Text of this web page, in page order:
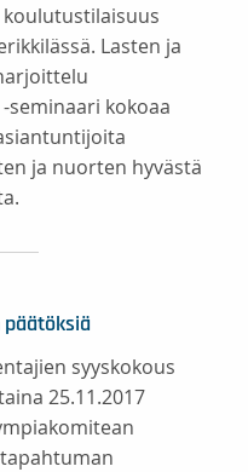
Lasten ja
seminaari kokoaa
ja nuorten hyvästä
päätöksiä
syyskokous
25.11.2017